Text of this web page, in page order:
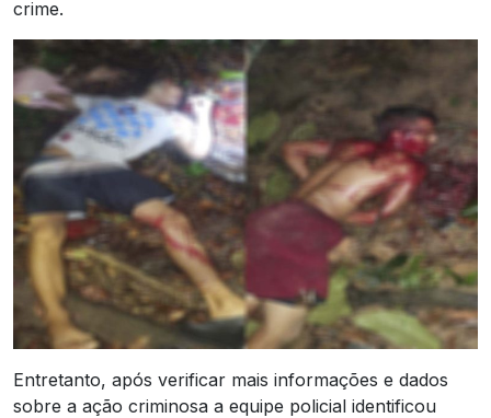
crime.
Entretanto, após verificar mais informações e dados
sobre a ação criminosa a equipe policial identificou